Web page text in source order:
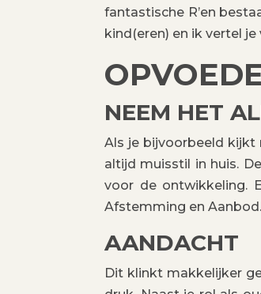
fantastische R’en
kind(eren) en ik vertel
NEEM HET
Als je bijvoorbeeld kijkt
altijd muisstil in huis.
voor de ontwikkeling.
Afstemming en Aanbod.
AANDACHT
Dit klinkt makkelijker